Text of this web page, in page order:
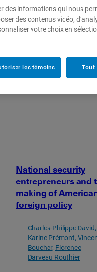
National security
entrepreneurs and
making of
foreign policy
Charles-Philippe David
Karine Prémont
Boucher Florence
Darveau Routhier
des informations qui nous
des contenus vidéo,
votre choix en
Tout
les témoins